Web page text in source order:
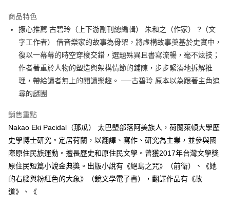
運送方式
付款後全家取貨
每筆NT$60，滿NT$499(含以上)免運費
付款後7-11取貨
每筆NT$60，滿NT$499(含以上)免運費
宅配
每筆NT$100，滿NT$499(含以上)免運費
商品特色
撩心推薦 古碧玲（上下游副刊總編輯） 朱和之（作家） ?（文
字工作者） 借音樂家的故事為骨架，將虛構故事奠基於史實中，
復以一幕幕的時空穿梭交錯，選題殊異且書寫流暢，毫不炫技；
作者著重於人物的塑造與架構情節的鋪陳，步步緊湊地拆解推
理，帶給讀者無上的閱讀樂趣。 ──古碧玲 原本以為跟著主角追
尋的謎團
銷售重點
Nakao Eki Pacidal（那瓜） 太巴塱部落阿美族人，荷蘭萊頓大學歷
史學博士研究。定居荷蘭，以翻譯、寫作、研究為主業，並參與國
際原住民族運動。擅長歷史和原住民文學。曾獲2017年台灣文學獎
原住民短篇小說金典獎。出版小說有《絕島之咒》（前衛）、《她
的右腦與粉紅色的大象》（鏡文學電子書），翻譯作品有《故
道》、《